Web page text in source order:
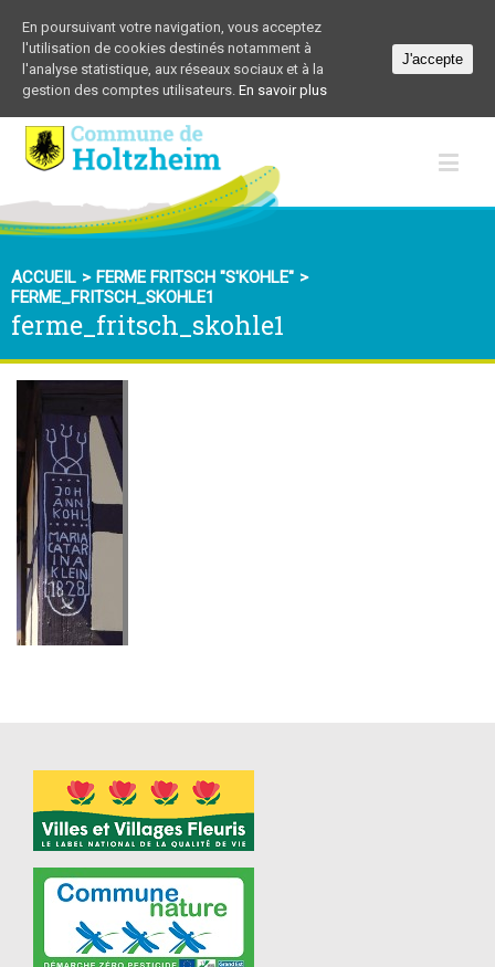
ACCUEIL > FERME FRITSCH "S'KOHLE" >
FERME_FRITSCH_SKOHLE1
ferme_fritsch_skohle1
En poursuivant votre navigation, vous acceptez
l'utilisation de cookies destinés notamment à
l'analyse statistique, aux réseaux sociaux et à la
gestion des comptes utilisateurs. En savoir plus
J'accepte